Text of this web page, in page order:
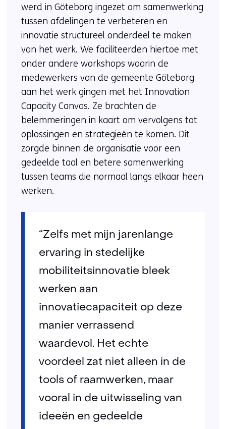
(verwijst
naar
een
andere
website)
werd in Göteborg ingezet om samenwerking
tussen afdelingen te verbeteren en
innovatie structureel onderdeel te maken
van het werk. We faciliteerden hiertoe met
onder andere workshops waarin de
medewerkers van de gemeente Göteborg
aan het werk gingen met het Innovation
Capacity Canvas. Ze brachten de
belemmeringen in kaart om vervolgens tot
oplossingen en strategieën te komen. Dit
zorgde binnen de organisatie voor een
gedeelde taal en betere samenwerking
tussen teams die normaal langs elkaar heen
werken.
“Zelfs met mijn jarenlange
ervaring in stedelijke
mobiliteitsinnovatie bleek
werken aan
innovatiecapaciteit op deze
manier verrassend
waardevol. Het echte
voordeel zat niet alleen in de
tools of raamwerken, maar
vooral in de uitwisseling van
ideeën en gedeelde